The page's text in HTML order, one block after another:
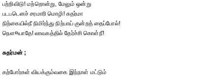
பற்றிவிடு! மற்றொன்று, மேலும் ஒன்று
படபடெனச் சரமாரி மொழி! சுதர்மா
நிற்கையில்நீ நிமிர்ந்து நிற்பாய் குன்றத் தைப்போல்!
நௌ¤யாதே! லாவகத்தில் தேர்ச்சி கொள்நீ!
சுதர்மன் ;
கற்போர்கள் வியக்கும்வகை இந்நாள் மட்டும்